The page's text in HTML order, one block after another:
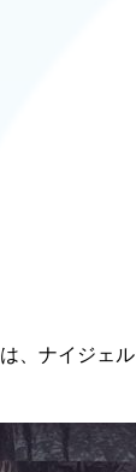
、ナイジェ